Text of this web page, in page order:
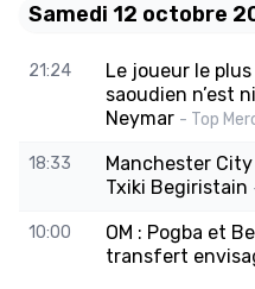
Samedi 12 octobre
21:24
Le joueur le
saoudien n’est
Neymar - Top
18:33
Manchester
Txiki Begiristain
10:00
OM : Pogba et
transfert